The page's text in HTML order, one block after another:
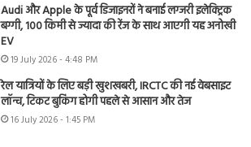
Audi और Apple के पूर्व डिजाइनरों ने बनाई लग्जरी इलेक्ट्रिक
बग्गी, 100 किमी से ज्यादा की रेंज के साथ आएगी यह अनोखी
EV
19 July 2026 - 4:48 PM
रेल यात्रियों के लिए बड़ी खुशखबरी, IRCTC की नई वेबसाइट
लॉन्च, टिकट बुकिंग होगी पहले से आसान और तेज
16 July 2026 - 1:45 PM